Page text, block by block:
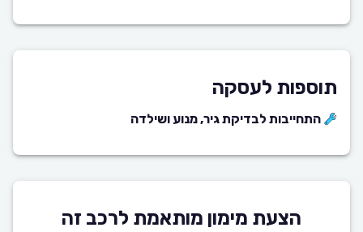
תוספות לעסקה
התחייבות לבדיקת גיר, מנוע ושילדה
הצעת מימון מותאמת לרכב זה